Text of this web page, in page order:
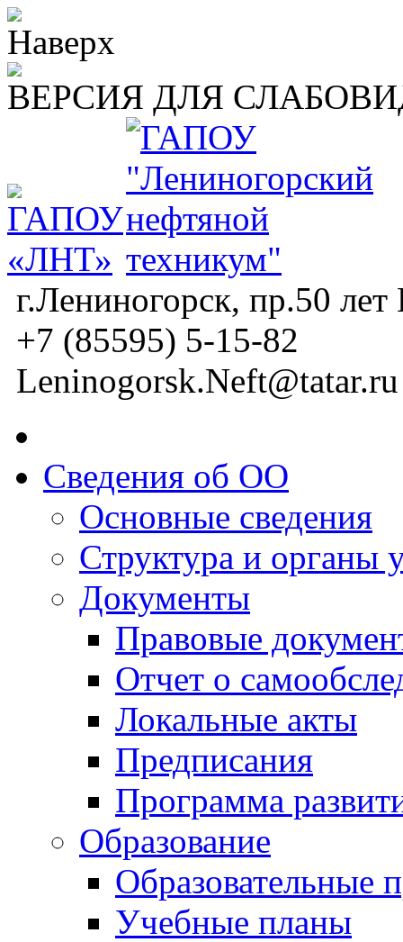
ВЕРСИЯ ДЛЯ
г.Лениногорск, пр.50
+7 (85595) 5-15-82
Leninogorsk.Neft@tatar.ru
Сведения об ОО
Основные сведения
Структура и органы
Документы
Правовые
Отчет о
Локальные акты
Предписания
Программа
Образование
Образовательные
Учебные планы